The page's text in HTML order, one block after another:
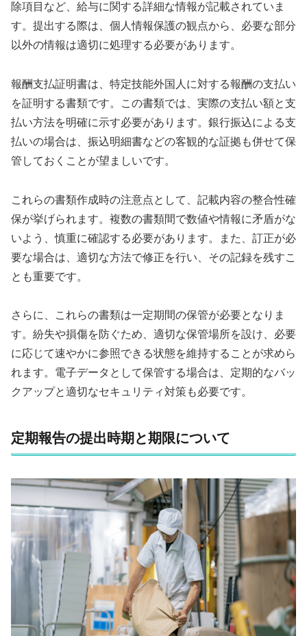
除項目など、給与に関する詳細な情報が記載されていま
す。提出する際は、個人情報保護の観点から、必要な部分
以外の情報は適切に処理する必要があります。
報酬支払証明書は、特定技能外国人に対する報酬の支払い
を証明する書類です。この書類では、実際の支払い額と支
払い方法を明確に示す必要があります。銀行振込による支
払いの場合は、振込明細書などの客観的な証拠も併せて保
管しておくことが望ましいです。
これらの書類作成時の注意点として、記載内容の整合性確
保が挙げられます。複数の書類間で数値や情報に矛盾がな
いよう、慎重に確認する必要があります。また、訂正が必
要な場合は、適切な方法で修正を行い、その記録を残すこ
とも重要です。
さらに、これらの書類は一定期間の保管が必要となりま
す。紛失や損傷を防ぐため、適切な保管場所を設け、必要
に応じて速やかに参照できる状態を維持することが求めら
れます。電子データとして保管する場合は、定期的なバッ
クアップと適切なセキュリティ対策も必要です。
定期報告の提出時期と期限について